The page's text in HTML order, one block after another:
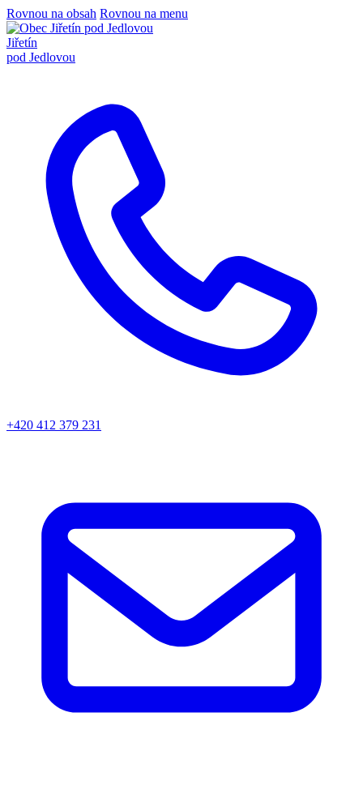
Rovnou na obsah Rovnou na menu
Jiřetín
pod Jedlovou
+420 412 379 231